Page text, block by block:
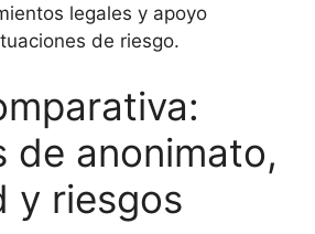
legales y apoyo
de riesgo.
de anonimato,
y riesgos